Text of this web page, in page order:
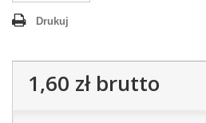
Drukuj
1,60 złbrutto